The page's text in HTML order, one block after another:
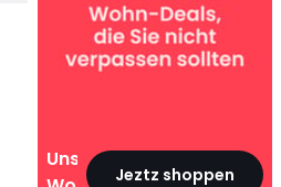
Unsere
Jeztz shoppen